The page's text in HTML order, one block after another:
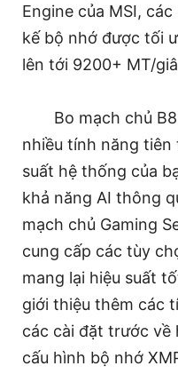
Engine của MSI,
kế bộ nhớ được tối
lên tới 9200+ MT/
Bo mạch chủ
nhiều tính năng tiên
suất hệ thống của
khả năng AI thông
mạch chủ Gaming
cung cấp các tùy
mang lại hiệu suất
giới thiệu thêm các
các cài đặt trước về
cấu hình bộ nhớ